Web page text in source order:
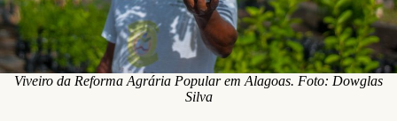
Viveiro da Reforma Agrária Popular em Alagoas. Foto: Dowglas
Silva